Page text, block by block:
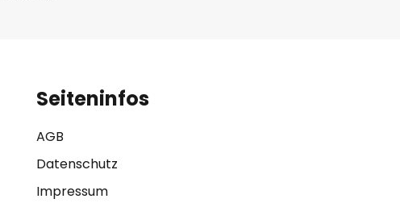
Seiteninfos
AGB
Datenschutz
Impressum